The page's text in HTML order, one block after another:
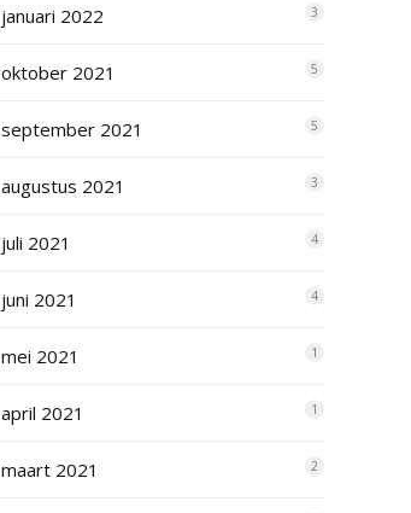
januari 2022 3
oktober 2021 5
september 2021 5
augustus 2021 3
juli 2021 4
juni 2021 4
mei 2021 1
april 2021 1
maart 2021 2